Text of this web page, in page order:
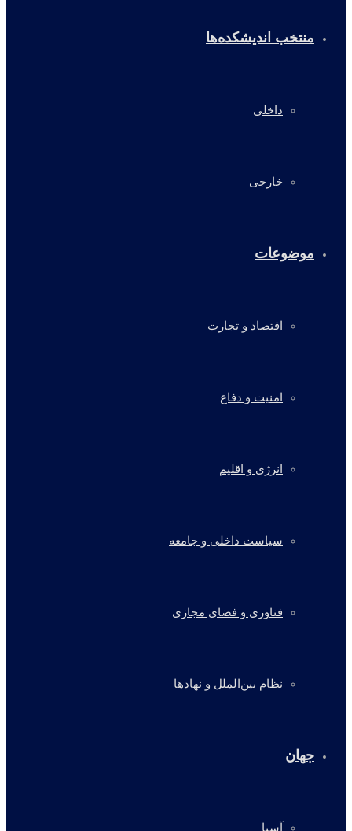
منتخب اندیشکده‌ها
داخلی
خارجی
موضوعات
اقتصاد و تجارت
امنیت و دفاع
انرژی و اقلیم
سیاست داخلی و جامعه
فناوری و فضای مجازی
نظام بین‌الملل و نهادها
جهان
آسیا